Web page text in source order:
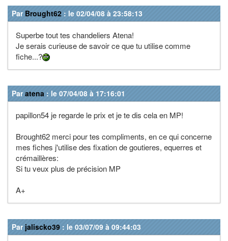
Par Brought62 : le 02/04/08 à 23:58:13
Superbe tout tes chandeliers Atena!
Je serais curieuse de savoir ce que tu utilise comme
fiche...?
Paratena : le 07/04/08 à 17:16:01
papillon54 je regarde le prix et je te dis cela en MP!
Brought62 merci pour tes compliments, en ce qui concerne
mes fiches j'utilise des fixation de goutieres, equerres et
crémaillères:
Si tu veux plus de précision MP
A+
Par jaliscko39 : le 03/07/09 à 09:44:03